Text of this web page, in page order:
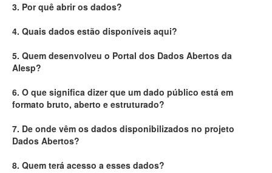
Administração
Legislação
Perguntas frequentes
Contato
3. Por quê abrir os dados?
4. Quais dados estão disponíveis aqui?
5. Quem desenvolveu o Portal dos Dados Abertos da
Alesp?
6. O que significa dizer que um dado público está em
formato bruto, aberto e estruturado?
7. De onde vêm os dados disponibilizados no projeto
Dados Abertos?
8. Quem terá acesso a esses dados?